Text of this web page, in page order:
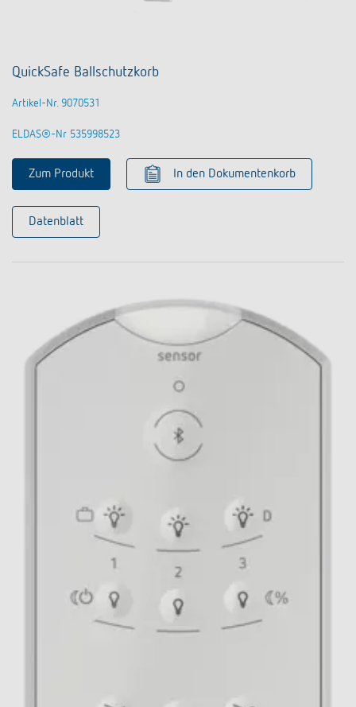
QuickSafe Ballschutzkorb
Artikel-Nr. 9070531
ELDAS®-Nr 535998523
Zum Produkt In den Dokumentenkorb
Datenblatt